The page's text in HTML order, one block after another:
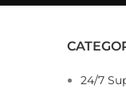
24/7